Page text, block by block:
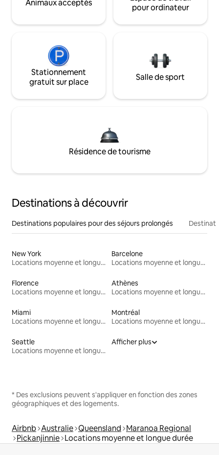
Animaux acceptés
pour ordinateur
Stationnement
gratuit sur place
Salle de sport
Résidence de tourisme
Destinations à découvrir
Destinations populaires pour des séjours prolongés
New York
Locations moyenne et longue durée
Barcelone
Locations moyenne et longue durée
Florence
Locations moyenne et longue durée
Athènes
Locations moyenne et longue durée
Miami
Locations moyenne et longue durée
Montréal
Locations moyenne et longue durée
Seattle
Locations moyenne et longue durée
Afficher plus
* Des exclusions peuvent s'appliquer en fonction des zones
géographiques et des logements.
Airbnb Australie Queensland Maranoa Regional
Pickanjinnie Locations moyenne et longue durée